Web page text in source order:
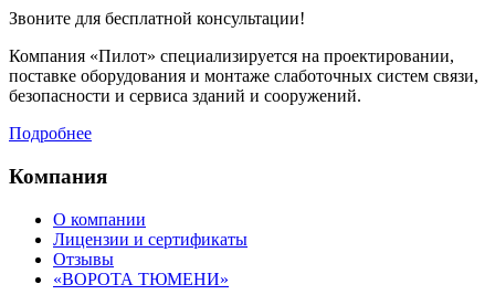
Звоните для бесплатной консультации!
Компания «Пилот» специализируется на проектировании,
поставке оборудования и монтаже слаботочных систем связи,
безопасности и сервиса зданий и сооружений.
Подробнее
Компания
О компании
Лицензии и сертификаты
Отзывы
«ВОРОТА ТЮМЕНИ»